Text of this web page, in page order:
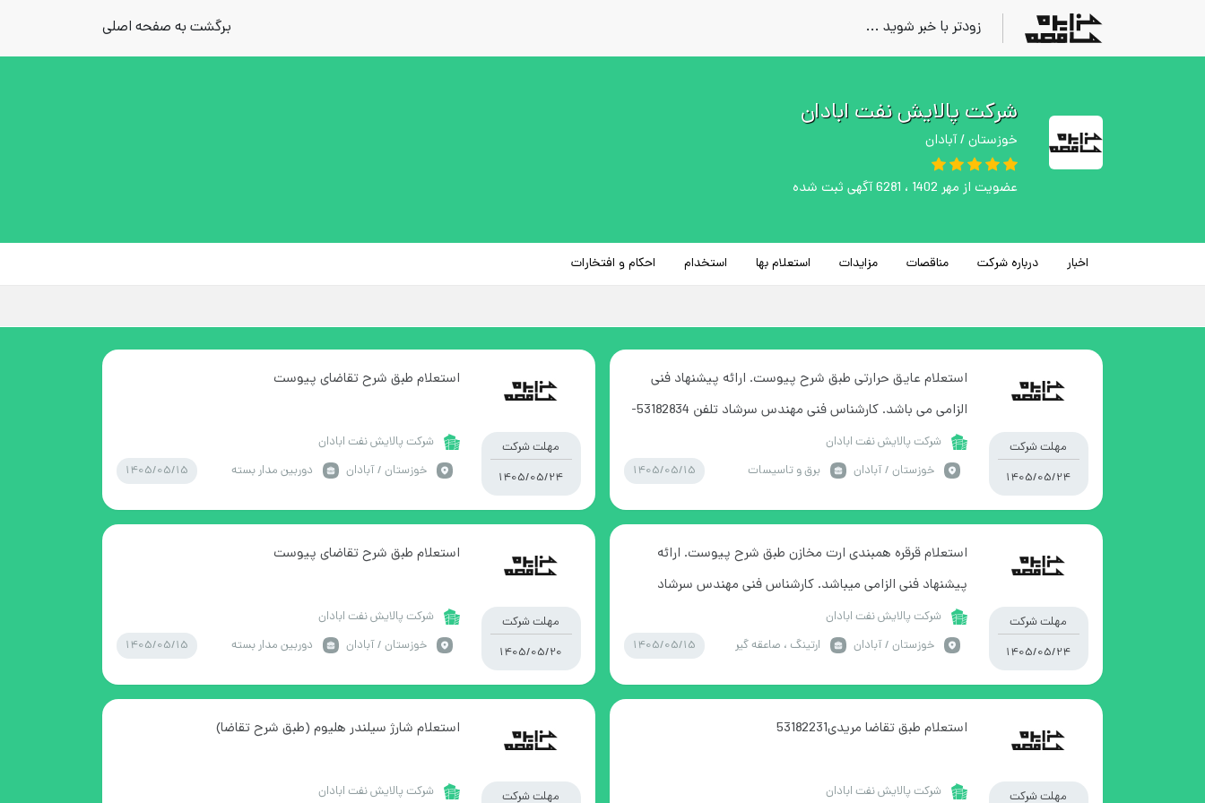
زودتر با خبر شوید ... برگشت به صفحه اصلی
شرکت پالایش نفت ابادان
خوزستان / آبادان
عضویت از مهر 1402 ، 6281 آگهی ثبت شده
اخبار درباره شرکت مناقصات مزایدات استعلام بها استخدام احکام و افتخارات
مهلت شرکت
1405/05/24
استعلام عایق حرارتی طبق شرح پیوست. ارائه پیشنهاد فنی
الزامی می باشد. کارشناس فنی مهندس سرشاد تلفن 53182834-
061 شرکت پالایش نفت ابادان
خوزستان / آبادان
برق و تاسیسات 1405/05/15
مهلت شرکت
1405/05/24
استعلام طبق شرح تقاضای پیوست
شرکت پالایش نفت ابادان
خوزستان / آبادان
دوربین مدار بسته 1405/05/15
مهلت شرکت
1405/05/24
استعلام قرقره همبندی ارت مخازن طبق شرح پیوست. ارائه
پیشنهاد فنی الزامی میباشد. کارشناس فنی مهندس سرشاد
53182834-061شرکت پالایش نفت ابادان
خوزستان / آبادان
ارتینگ ، صاعقه گیر 1405/05/15
مهلت شرکت
1405/05/20
استعلام طبق شرح تقاضای پیوست
شرکت پالایش نفت ابادان
خوزستان / آبادان
دوربین مدار بسته 1405/05/15
مهلت شرکت
استعلام طبق تقاضا مریدی53182231
شرکت پالایش نفت ابادان مهلت شرکت
استعلام شارژ سیلندر هلیوم (طبق شرح تقاضا)
شرکت پالایش نفت ابادان